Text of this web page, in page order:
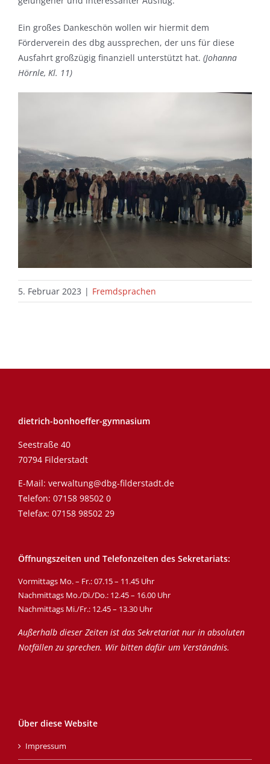
Ein großes Dankeschön wollen wir hiermit dem
Förderverein des dbg aussprechen, der uns für diese
Ausfahrt großzügig finanziell unterstützt hat. (Johanna
Hörnle, Kl. 11)
5. Februar 2023 | Fremdsprachen
dietrich-bonhoeffer-gymnasium
Seestraße 40
70794 Filderstadt
E-Mail: verwaltung@dbg-filderstadt.de
Telefon: 07158 98502 0
Telefax: 07158 98502 29
Öffnungszeiten und Telefonzeiten des Sekretariats:
Vormittags Mo. – Fr.: 07.15 – 11.45 Uhr
Nachmittags Mo./Di./Do.: 12.45 – 16.00 Uhr
Nachmittags Mi./Fr.: 12.45 – 13.30 Uhr
Außerhalb dieser Zeiten ist das Sekretariat nur in absoluten
Notfällen zu sprechen. Wir bitten dafür um Verständnis.
Über diese Website
Impressum